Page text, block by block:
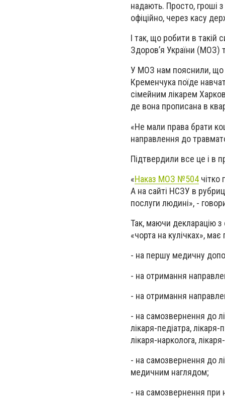
надають. Просто, гроші
офіційно, через касу
І так, що робити в такій
Здоров’я України (МОЗ)
У МОЗ нам пояснили, що
Кременчука поїде
сімейним лікарем
де вона прописана в
«Не мали права брати
направлення до
Підтвердили все це і в
«Наказ МОЗ №504 чітко
А на сайті НСЗУ в
послуги людині», -
Так, маючи декларацію з
«чорта на кулічках»,
- на першу медичну
- на отримання
- на отримання
- на самозвернення до
лікаря-педіатра, лікаря-
лікаря-нарколога,
- на самозвернення до
медичним наглядом;
- на самозвернення при